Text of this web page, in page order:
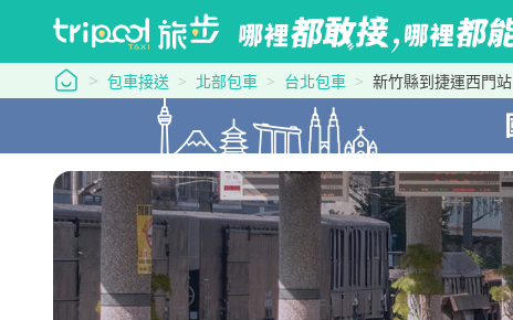
tripool 旅步
包車接送 北部包車 台北包車 新竹縣到捷運西門站